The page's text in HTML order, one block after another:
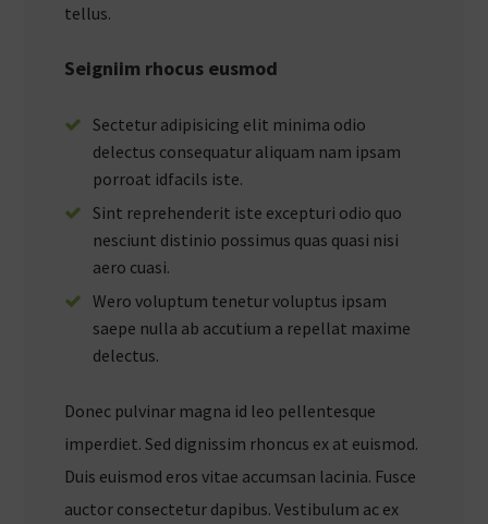
tellus.
Seigniim rhocus eusmod
Sectetur adipisicing elit minima odio
delectus consequatur aliquam nam ipsam
porroat idfacils iste.
Sint reprehenderit iste excepturi odio quo
nesciunt distinio possimus quas quasi nisi
aero cuasi.
Wero voluptum tenetur voluptus ipsam
saepe nulla ab accutium a repellat maxime
delectus.
Donec pulvinar magna id leo pellentesque
imperdiet. Sed dignissim rhoncus ex at euismod.
Duis euismod eros vitae accumsan lacinia. Fusce
auctor consectetur dapibus. Vestibulum ac ex